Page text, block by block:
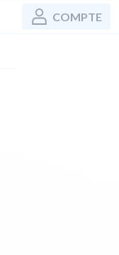
COMPTE